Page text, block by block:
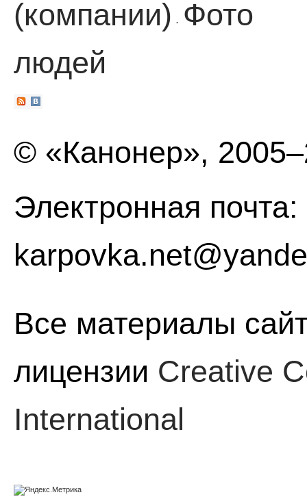
(компании)
·
Фото
людей
© «Канонер»,
Электронная почта:
Все материалы
лицензии Creative
International